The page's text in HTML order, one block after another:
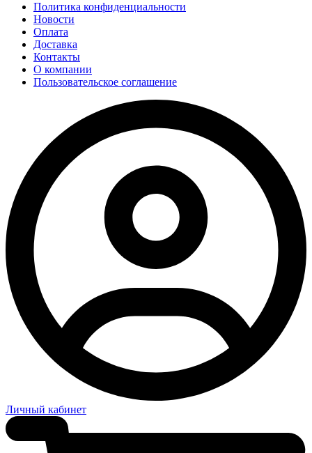
Политика конфиденциальности
Новости
Оплата
Доставка
Контакты
О компании
Пользовательское соглашение
Личный кабинет